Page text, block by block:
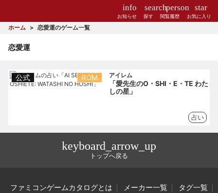
info
お知らせ
search
探す
person
閲覧履歴
star
お気に入り
ホーム 恋愛運のゲーム一覧
恋愛運
公式 ROM アイレム
「愛先生のO・SHI・E・TE わた
しの星」
占い
keyboard_arrow_up
トップへ戻る
ファミコンゲームカタログとは メーカー一覧 タグ一覧